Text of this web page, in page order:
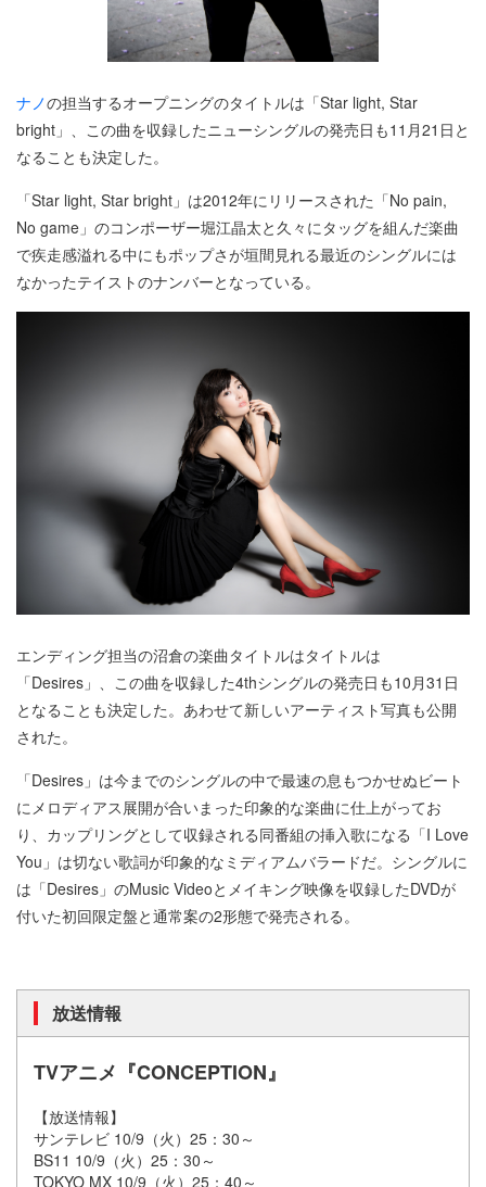
ナノの担当するオープニングのタイトルは「Star light, Star
bright」、この曲を収録したニューシングルの発売日も11月21日と
なることも決定した。
「Star light, Star bright」は2012年にリリースされた「No pain,
No game」のコンポーザー堀江晶太と久々にタッグを組んだ楽曲
で疾走感溢れる中にもポップさが垣間見れる最近のシングルには
なかったテイストのナンバーとなっている。
エンディング担当の沼倉の楽曲タイトルはタイトルは
「Desires」、この曲を収録した4thシングルの発売日も10月31日
となることも決定した。あわせて新しいアーティスト写真も公開
された。
「Desires」は今までのシングルの中で最速の息もつかせぬビート
にメロディアス展開が合いまった印象的な楽曲に仕上がってお
り、カップリングとして収録される同番組の挿入歌になる「I Love
You」は切ない歌詞が印象的なミディアムバラードだ。シングルに
は「Desires」のMusic Videoとメイキング映像を収録したDVDが
付いた初回限定盤と通常案の2形態で発売される。
放送情報
TVアニメ『CONCEPTION』
【放送情報】
サンテレビ 10/9（火）25：30～
BS11 10/9（火）25：30～
TOKYO MX 10/9（火）25：40～